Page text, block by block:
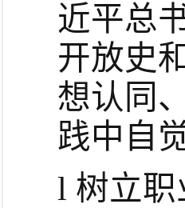
近平总
开放史
想认同
践中自
l 树立